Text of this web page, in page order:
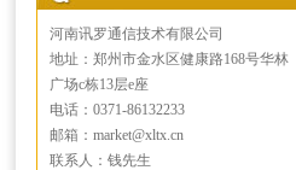
河南讯罗通信技术有限公司
地址：郑州市金水区健康路168号华林
广场c栋13层e座
电话：0371-86132233
邮箱：market@xltx.cn
联系人：钱先生